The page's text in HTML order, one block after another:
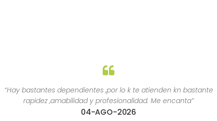
“Hay bastantes dependientes ,por lo k te atienden kn bastante
rapidez ,amabilidad y profesionalidad. Me encanta”
04-AGO-2026